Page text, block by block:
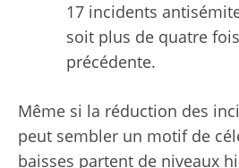
17 incidents
soit plus de quatre
précédente.
Même si la réduction des
peut sembler un motif de
baisses partent de niveaux